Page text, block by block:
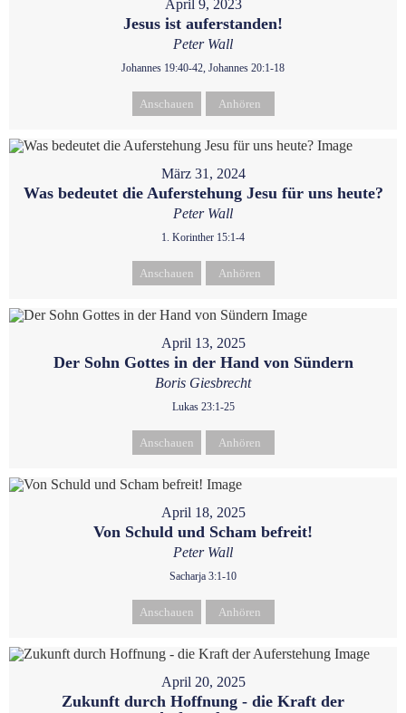
April 9, 2023
Jesus ist auferstanden!
Peter Wall
Johannes 19:40-42, Johannes 20:1-18
Anschauen Anhören
März 31, 2024
Was bedeutet die Auferstehung Jesu für uns heute?
Peter Wall
1. Korinther 15:1-4
Anschauen Anhören
April 13, 2025
Der Sohn Gottes in der Hand von Sündern
Boris Giesbrecht
Lukas 23:1-25
Anschauen Anhören
April 18, 2025
Von Schuld und Scham befreit!
Peter Wall
Sacharja 3:1-10
Anschauen Anhören
April 20, 2025
Zukunft durch Hoffnung - die Kraft der